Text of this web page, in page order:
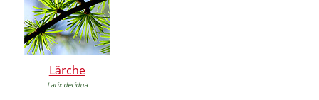
Lärche
Larix decidua